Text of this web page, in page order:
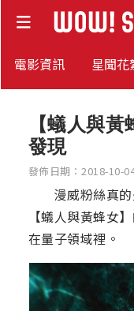
電影資訊 星聞花
【蟻人與
發現
發佈日期：2018-10-
漫威粉絲真的
【蟻人與黃蜂女
在量子領域裡。